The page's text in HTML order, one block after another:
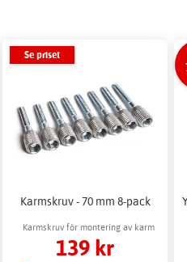
Se priset
Karmskruv - 70 mm 8-pack
Karmskruv för montering av karm
139 kr